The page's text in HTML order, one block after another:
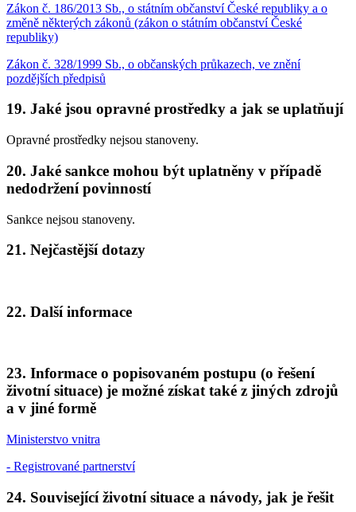
Zákon č. 186/2013 Sb., o státním občanství České republiky a o
změně některých zákonů (zákon o státním občanství České
republiky)
Zákon č. 328/1999 Sb., o občanských průkazech, ve znění
pozdějších předpisů
19. Jaké jsou opravné prostředky a jak se uplatňují
Opravné prostředky nejsou stanoveny.
20. Jaké sankce mohou být uplatněny v případě
nedodržení povinností
Sankce nejsou stanoveny.
21. Nejčastější dotazy
22. Další informace
23. Informace o popisovaném postupu (o řešení
životní situace) je možné získat také z jiných zdrojů
a v jiné formě
Ministerstvo vnitra
- Registrované partnerství
24. Související životní situace a návody, jak je řešit